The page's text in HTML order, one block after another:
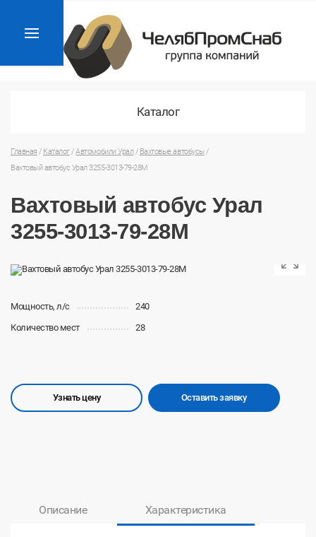
Каталог
Главная / Каталог/Автомобили Урал/ Вахтовые автобусы/
Вахтовый автобус Урал 3255-3013-79-28М
Вахтовый автобус Урал
3255-3013-79-28М
Мощность, л/с
240
Количество мест
28
Узнать цену Оставить заявку
Описание Характеристика